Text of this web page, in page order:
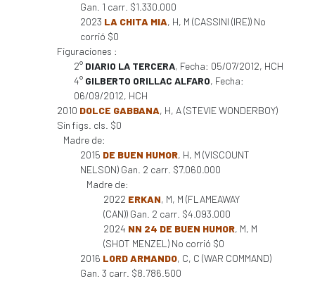
Gan. 1 carr. $1.330.000
2023 LA CHITA MIA, H, M (CASSINI (IRE)) No
corrió $0
Figuraciones :
2° DIARIO LA TERCERA, Fecha: 05/07/2012, HCH
4° GILBERTO ORILLAC ALFARO, Fecha:
06/09/2012, HCH
2010 DOLCE GABBANA, H, A (STEVIE WONDERBOY)
Sin figs. cls. $0
Madre de:
2015 DE BUEN HUMOR, H, M (VISCOUNT
NELSON) Gan. 2 carr. $7.060.000
Madre de:
2022 ERKAN, M, M (FLAMEAWAY
(CAN)) Gan. 2 carr. $4.093.000
2024 NN 24 DE BUEN HUMOR, M, M
(SHOT MENZEL) No corrió $0
2016 LORD ARMANDO, C, C (WAR COMMAND)
Gan. 3 carr. $8.786.500